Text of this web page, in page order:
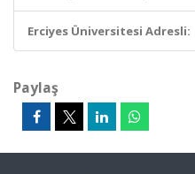
Erciyes Üniversitesi Adresli:
Paylaş